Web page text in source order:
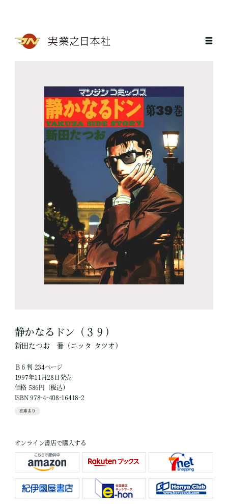
静かなるドン（３９）
新田たつお 著 （ニッタ タツオ）
Ｂ６判 234ページ
1997年11月28日発売
価格 586円（税込）
ISBN 978-4-408-16418-2
在庫あり
オンライン書店で購入する